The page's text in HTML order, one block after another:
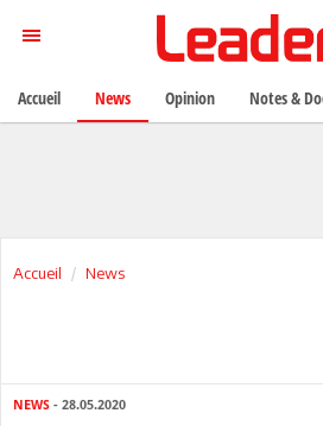
Accueil News
NEWS - 28.05.2020
Accueil News Opinion Notes &